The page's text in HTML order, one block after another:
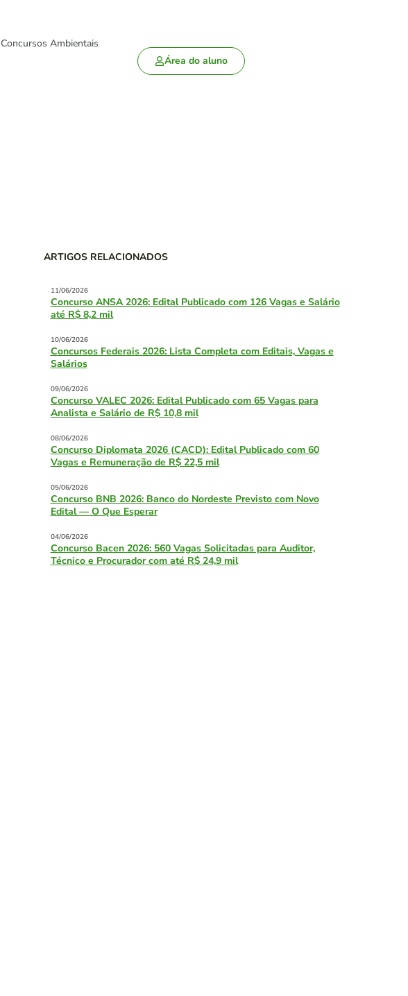
Concursos Ambientais
Área do aluno
ARTIGOS RELACIONADOS
11/06/2026
Concurso ANSA 2026: Edital Publicado com 126 Vagas e Salário
até R$ 8,2 mil
10/06/2026
Concursos Federais 2026: Lista Completa com Editais, Vagas e
Salários
09/06/2026
Concurso VALEC 2026: Edital Publicado com 65 Vagas para
Analista e Salário de R$ 10,8 mil
08/06/2026
Concurso Diplomata 2026 (CACD): Edital Publicado com 60
Vagas e Remuneração de R$ 22,5 mil
05/06/2026
Concurso BNB 2026: Banco do Nordeste Previsto com Novo
Edital — O Que Esperar
04/06/2026
Concurso Bacen 2026: 560 Vagas Solicitadas para Auditor,
Técnico e Procurador com até R$ 24,9 mil